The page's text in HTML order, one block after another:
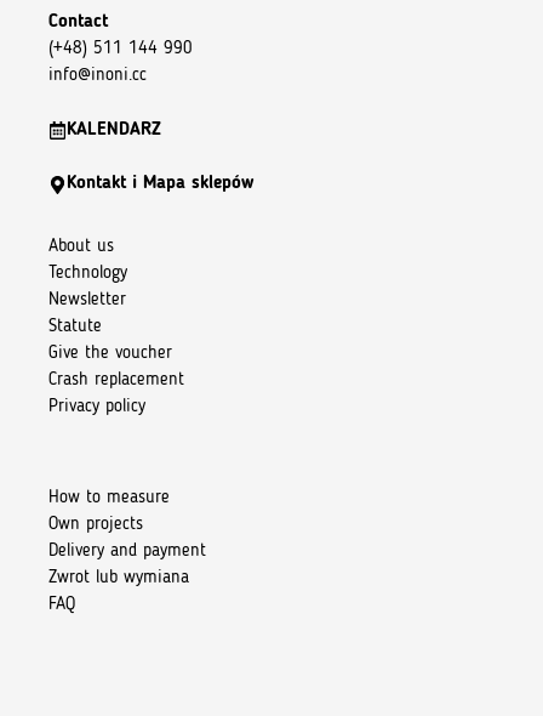
Contact
(+48) 511 144 990
info@inoni.cc
KALENDARZ
Kontakt i Mapa sklepów
About us
Technology
Newsletter
Statute
Give the voucher
Crash replacement
Privacy policy
How to measure
Own projects
Delivery and payment
Zwrot lub wymiana
FAQ